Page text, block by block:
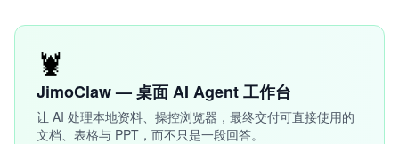
🦞
JimoClaw — 桌面 AI Agent 工作台
让 AI 处理本地资料、操控浏览器，最终交付可直接使用的
文档、表格与 PPT，而不只是一段回答。